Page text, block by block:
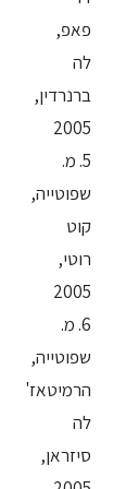
פאפ,
לה
ברנרדין,
2005
5. מ.
שפוטייה,
קוט
רוטי,
2005
6. מ.
שפוטייה,
הרמיטאז'
לה
סיזראן,